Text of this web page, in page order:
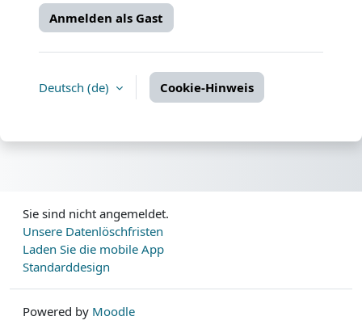
Anmelden als Gast
Deutsch ‎(de)‎ Cookie-Hinweis
Sie sind nicht angemeldet.
Unsere Datenlöschfristen
Laden Sie die mobile App
Standarddesign
Powered by Moodle